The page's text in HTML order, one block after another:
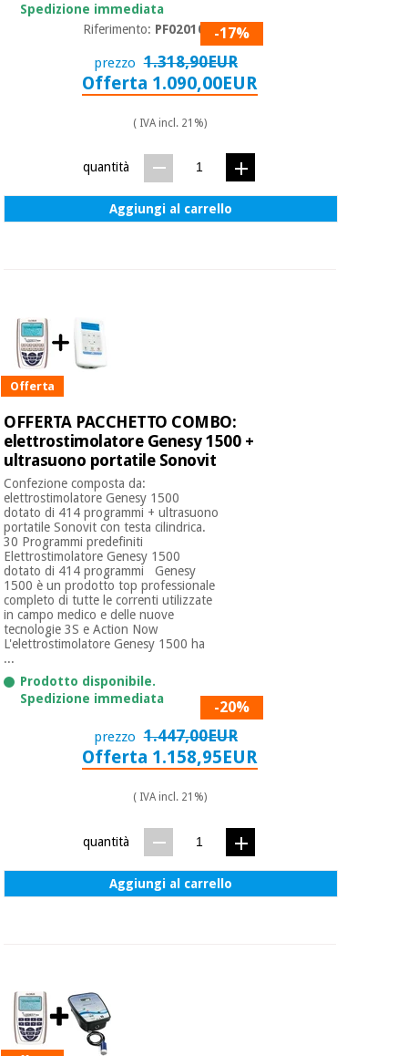
Spedizione immediata
Riferimento: PF0201001-17%
prezzo 1.318,90EUR
Offerta 1.090,00EUR
( IVA incl. 21%)
quantità
Aggiungi al carrello
Offerta
OFFERTA PACCHETTO COMBO:
elettrostimolatore Genesy 1500 +
ultrasuono portatile Sonovit
Confezione composta da:
elettrostimolatore Genesy 1500
dotato di 414 programmi + ultrasuono
portatile Sonovit con testa cilindrica.
30 Programmi predefiniti
Elettrostimolatore Genesy 1500
dotato di 414 programmi Genesy
1500 è un prodotto top professionale
completo di tutte le correnti utilizzate
in campo medico e delle nuove
tecnologie 3S e Action Now
L'elettrostimolatore Genesy 1500 ha
...
Prodotto disponibile.
Spedizione immediata
-20%
prezzo 1.447,00EUR
Offerta 1.158,95EUR
( IVA incl. 21%)
quantità
Aggiungi al carrello